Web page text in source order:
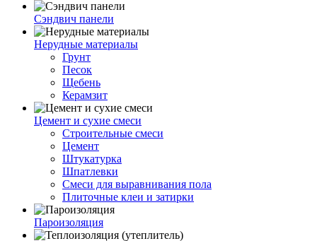
Сэндвич панели
Нерудные материалы
Грунт
Песок
Щебень
Керамзит
Цемент и сухие смеси
Строительные смеси
Цемент
Штукатурка
Шпатлевки
Смеси для выравнивания пола
Плиточные клеи и затирки
Пароизоляция